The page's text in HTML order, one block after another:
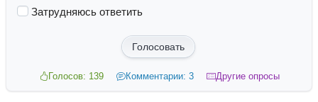
Затрудняюсь ответить
Голосовать
Голосов: 139 Комментарии: 3 Другие опросы